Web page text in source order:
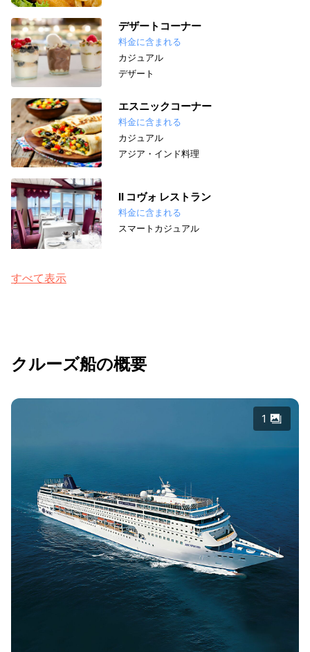
デザートコーナー
料金に含まれる
カジュアル
デザート
エスニックコーナー
料金に含まれる
カジュアル
アジア・インド料理
II コヴォ レストラン
料金に含まれる
スマートカジュアル
すべて表示
クルーズ船の概要
1